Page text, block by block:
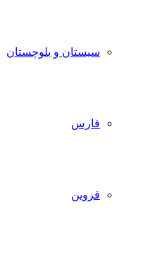
سیستان و بلوچستان
فارس
قزوین